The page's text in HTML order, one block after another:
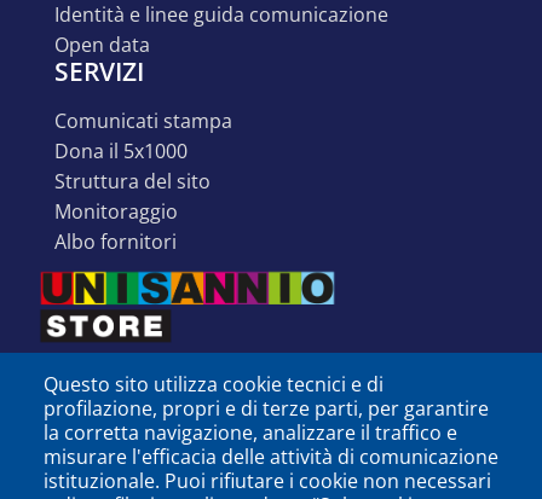
identità e linee guida comunicazione
open data
SERVIZI
comunicati stampa
dona il 5x1000
struttura del sito
monitoraggio
albo fornitori
Questo sito utilizza cookie tecnici e di
profilazione, propri e di terze parti, per garantire
la corretta navigazione, analizzare il traffico e
misurare l'efficacia delle attività di comunicazione
istituzionale. Puoi rifiutare i cookie non necessari